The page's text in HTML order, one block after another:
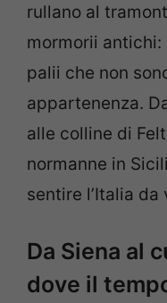
rullano al
mormorii antichi:
palii che non
appartenenza.
alle colline di
normanne in
sentire l’Italia da
Da Siena al
dove il